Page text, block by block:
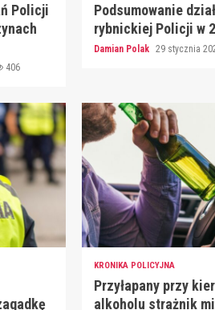
Policji
406
Podsumowanie
rybnickiej Policji w
Damian Polak 29 stycznia
KRONIKA POLICYJNA
Przyłapany przy
alkoholu strażnik